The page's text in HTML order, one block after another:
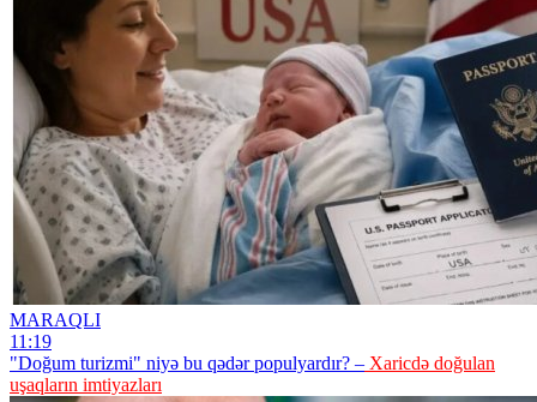
MARAQLI
11:19
"Doğum turizmi" niyə bu qədər populyardır? – Xaricdə doğulan
uşaqların imtiyazları